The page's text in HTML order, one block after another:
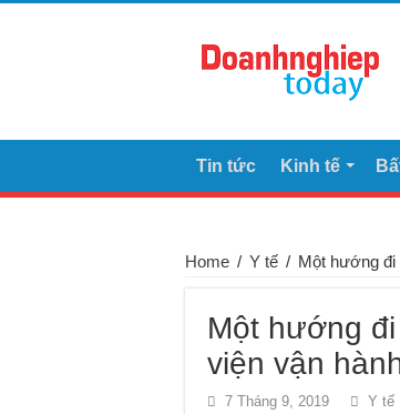
Tin tức Kinh tế
Home / Y tế / Một hướng đi
Một hướng
viện vận
7 Tháng 9, 2019 Y tế